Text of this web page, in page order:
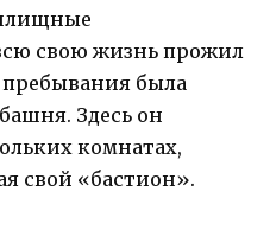
свою жизнь прожил
была
Здесь он
комнатах,
свой «бастион».